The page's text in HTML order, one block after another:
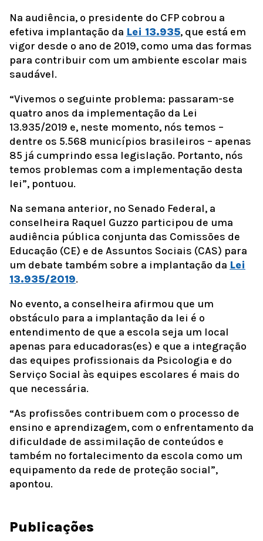
Na audiência, o presidente do CFP cobrou a
efetiva implantação da Lei 13.935, que está em
vigor desde o ano de 2019, como uma das formas
para contribuir com um ambiente escolar mais
saudável.
“Vivemos o seguinte problema: passaram-se
quatro anos da implementação da Lei
13.935/2019 e, neste momento, nós temos –
dentre os 5.568 municípios brasileiros – apenas
85 já cumprindo essa legislação. Portanto, nós
temos problemas com a implementação desta
lei”, pontuou.
Na semana anterior, no Senado Federal, a
conselheira Raquel Guzzo participou de uma
audiência pública conjunta das Comissões de
Educação (CE) e de Assuntos Sociais (CAS) para
um debate também sobre a implantação da Lei
13.935/2019.
No evento, a conselheira afirmou que um
obstáculo para a implantação da lei é o
entendimento de que a escola seja um local
apenas para educadoras(es) e que a integração
das equipes profissionais da Psicologia e do
Serviço Social às equipes escolares é mais do
que necessária.
“As profissões contribuem com o processo de
ensino e aprendizagem, com o enfrentamento da
dificuldade de assimilação de conteúdos e
também no fortalecimento da escola como um
equipamento da rede de proteção social”,
apontou.
Publicações